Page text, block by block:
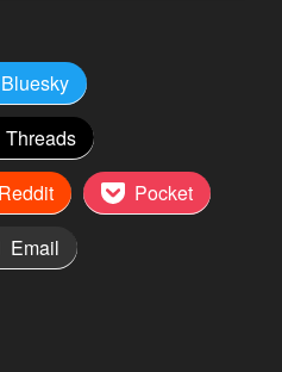
Bluesky
Threads
Reddit
Pocket
Email